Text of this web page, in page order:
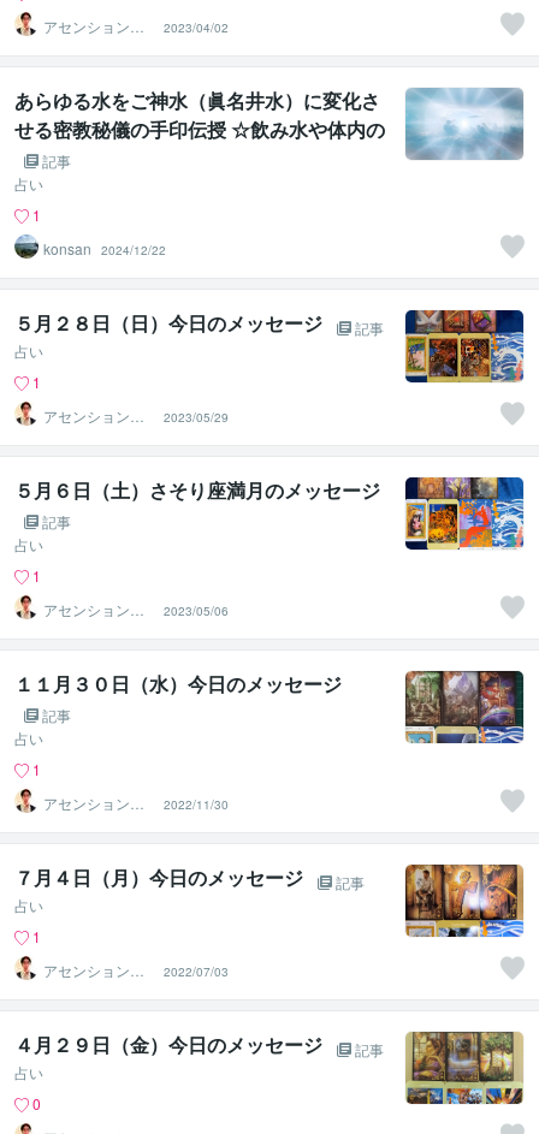
アセンションナ
ビゲーター和（K
azu）
2023/04/02
あらゆる水をご神水（眞名井水）に変化さ
せる密教秘儀の手印伝授 ☆飲み水や体内の
水に神気を宿す秘術☆
記事
占い
1
konsan
2024/12/22
５月２８日（日）今日のメッセージ
記事
占い
1
アセンションナ
ビゲーター和（K
azu）
2023/05/29
５月６日（土）さそり座満月のメッセージ
記事
占い
1
アセンションナ
ビゲーター和（K
azu）
2023/05/06
１１月３０日（水）今日のメッセージ
記事
占い
1
アセンションナ
ビゲーター和（K
azu）
2022/11/30
７月４日（月）今日のメッセージ
記事
占い
1
アセンションナ
ビゲーター和（K
azu）
2022/07/03
４月２９日（金）今日のメッセージ
記事
占い
0